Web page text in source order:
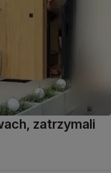
zatrzymali